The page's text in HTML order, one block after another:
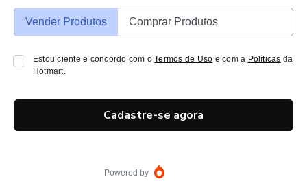
Vender Produtos Comprar Produtos
Estou ciente e concordo com oTermos de Uso e com a Políticas da
Hotmart.
Cadastre-se agora
Powered by